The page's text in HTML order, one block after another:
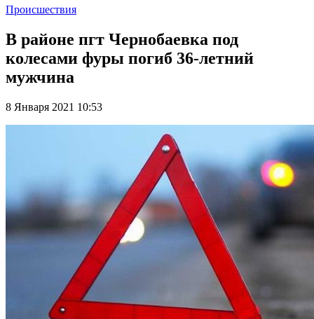
Происшествия
В районе пгт Чернобаевка под
колесами фуры погиб 36-летний
мужчина
8 Января 2021 10:53